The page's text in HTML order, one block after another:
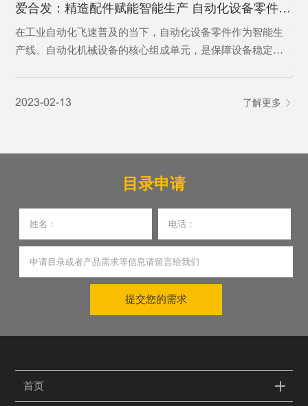
爱合发：精造配件赋能智能生产 自动化设备零件激活智造新动能
在工业自动化飞速普及的当下，自动化设备零件作为智能生
产线、自动化机械设备的核心组成单元，是保障设备稳定运
成自动化输送、加工、分拣、检测等核心工序，是制造业从
2023-02-13 了解更多
目录申请
提交您的需求
首页